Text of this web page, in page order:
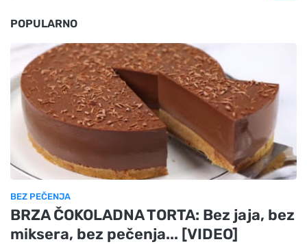
POPULARNO
BEZ PEČENJA
BRZA ČOKOLADNA TORTA: Bez jaja, bez
miksera, bez pečenja... [VIDEO]